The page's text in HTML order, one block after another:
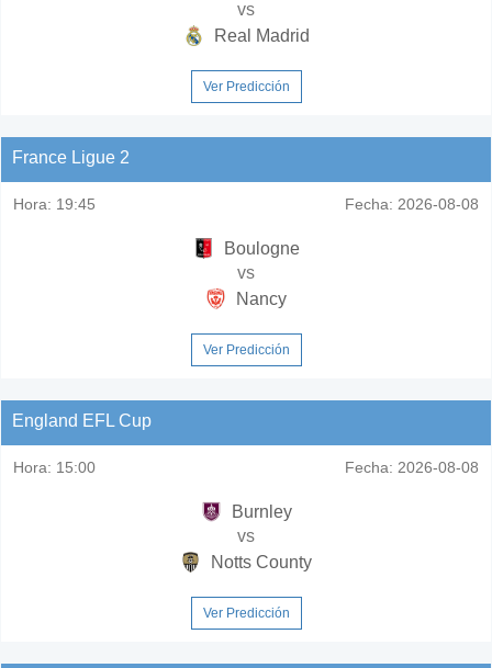
vs
Real Madrid
Ver Predicción
France Ligue 2
Hora: 19:45 Fecha: 2026-08-08
Boulogne
vs
Nancy
Ver Predicción
England EFL Cup
Hora: 15:00 Fecha: 2026-08-08
Burnley
vs
Notts County
Ver Predicción